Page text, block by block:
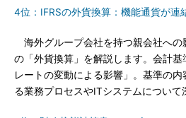
4位：IFRSの外貨換算：機能通貨が連
海外グループ会社を持つ親会社への
の「外貨換算」を解説します。会計
レートの変動による影響」。基準の
る業務プロセスやITシステムについて